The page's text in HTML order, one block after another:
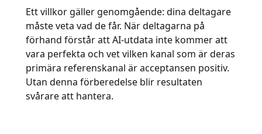
Ett villkor gäller genomgående: dina deltagare
måste veta vad de får. När deltagarna på
förhand förstår att AI-utdata inte kommer att
vara perfekta och vet vilken kanal som är deras
primära referenskanal är acceptansen positiv.
Utan denna förberedelse blir resultaten
svårare att hantera.